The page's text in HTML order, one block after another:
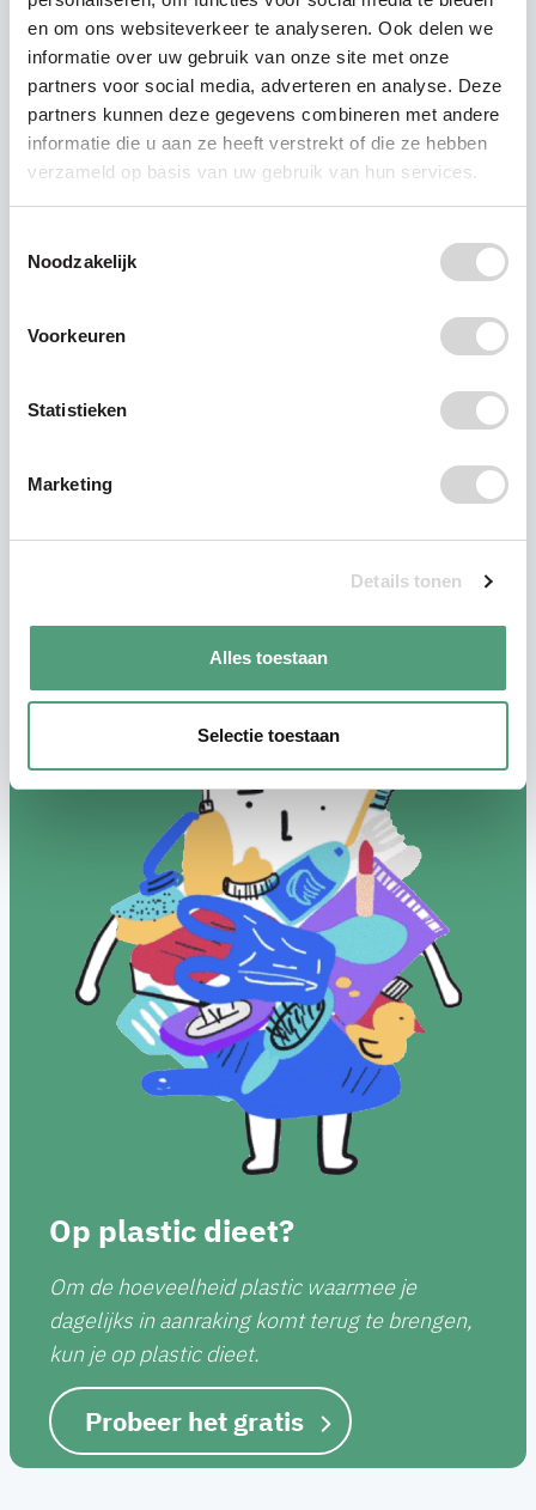
en om ons websiteverkeer te analyseren. Ook delen we
informatie over uw gebruik van onze site met onze
partners voor social media, adverteren en analyse. Deze
partners kunnen deze gegevens combineren met andere
informatie die u aan ze heeft verstrekt of die ze hebben
verzameld op basis van uw gebruik van hun services.
Noodzakelijk
Voorkeuren
Statistieken
Marketing
Details tonen
Alles toestaan
Selectie toestaan
RIVM: PFAS
aangetroffen in alle
onderzochte
moedermelk
onderzochte moedermelk PFAS
is aangetroffen. Het onderzoek
onder 1.629 vrouwen uit heel
Nederland laat zien dat vier
de onderzochte moedermelk
Op plastic dieet?
Om de hoeveelheid plastic waarmee je
dagelijks in aanraking komt terug te brengen,
kun je op plastic dieet.
Probeer het gratis